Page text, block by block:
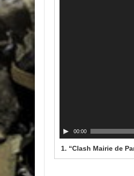
00:00
1. “Clash Mairie de